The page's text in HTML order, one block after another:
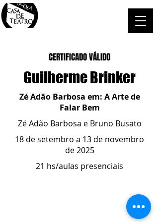
CERTIFICADO VÁLIDO
Guilherme Brinker
Zé Adão Barbosa em: A Arte de
Falar Bem
Zé Adão Barbosa e Bruno Busato
18 de setembro a 13 de novembro
de 2025
21 hs/aulas presenciais
- whatsapp